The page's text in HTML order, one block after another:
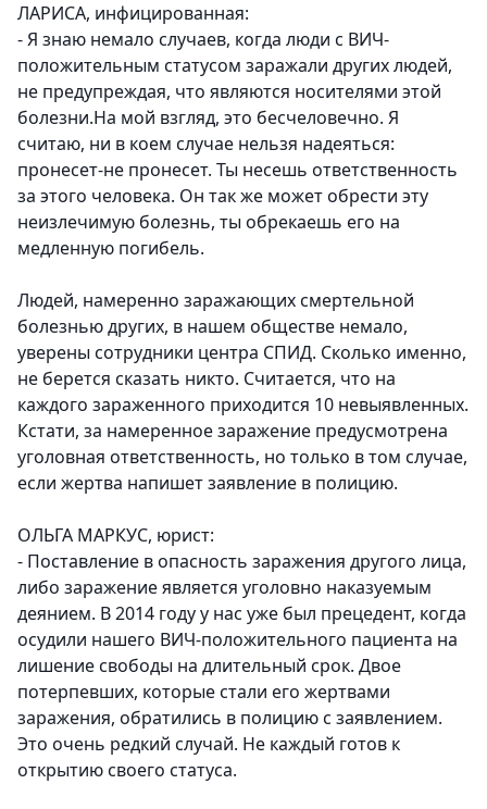
ЛАРИСА, инфицированная:
- Я знаю немало случаев, когда люди с ВИЧ-
положительным статусом заражали других людей,
не предупреждая, что являются носителями этой
болезни.На мой взгляд, это бесчеловечно. Я
считаю, ни в коем случае нельзя надеяться:
пронесет-не пронесет. Ты несешь ответственность
за этого человека. Он так же может обрести эту
неизлечимую болезнь, ты обрекаешь его на
медленную погибель.
Людей, намеренно заражающих смертельной
болезнью других, в нашем обществе немало,
уверены сотрудники центра СПИД. Сколько именно,
не берется сказать никто. Считается, что на
каждого зараженного приходится 10 невыявленных.
Кстати, за намеренное заражение предусмотрена
уголовная ответственность, но только в том случае,
если жертва напишет заявление в полицию.
ОЛЬГА МАРКУС, юрист:
- Поставление в опасность заражения другого лица,
либо заражение является уголовно наказуемым
деянием. В 2014 году у нас уже был прецедент, когда
осудили нашего ВИЧ-положительного пациента на
лишение свободы на длительный срок. Двое
потерпевших, которые стали его жертвами
заражения, обратились в полицию с заявлением.
Это очень редкий случай. Не каждый готов к
открытию своего статуса.